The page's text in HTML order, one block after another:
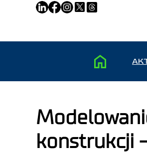
konstrukcji